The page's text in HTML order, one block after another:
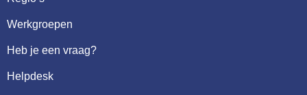
Werkgroepen
Heb je een vraag?
Helpdesk